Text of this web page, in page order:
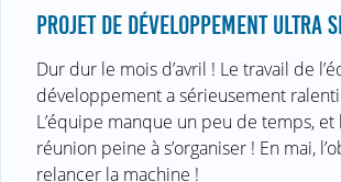
PROJET DE DÉVELOPPEMENT ULTRA
Dur dur le mois d’avril ! Le travail de
développement a sérieusement
L’équipe manque un peu de temps,
réunion peine à s’organiser ! En mai,
relancer la machine !